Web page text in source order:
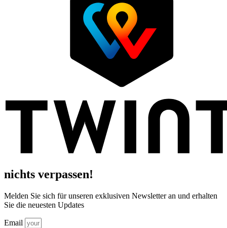
nichts verpassen!
Melden Sie sich für unseren exklusiven Newsletter an und erhalten
Sie die neuesten Updates
Email